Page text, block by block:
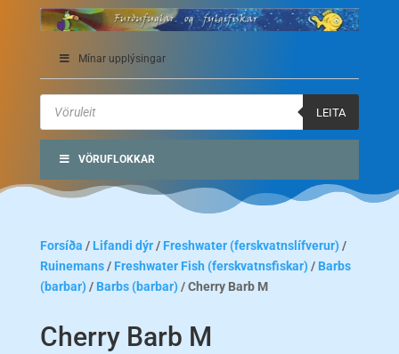
Mínar upplýsingar
Products
search
LEITA
VÖRUFLOKKAR
Forsíða / Lifandi dýr/ Freshwater (ferskvatnslífverur) /
Ruinemans/ Freshwater Fish (ferskvatnsfiskar) / Barbs
(barbar) / Barbs (barbar) / Cherry Barb M
Cherry Barb M